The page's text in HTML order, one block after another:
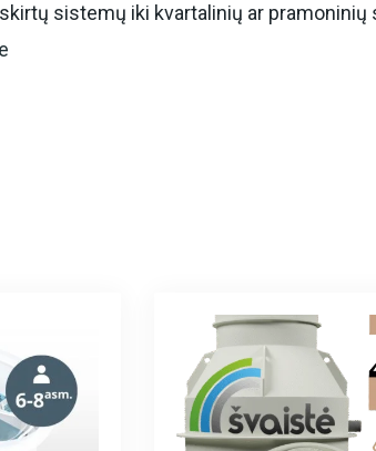
sistemų iki kvartalinių ar pramoninių